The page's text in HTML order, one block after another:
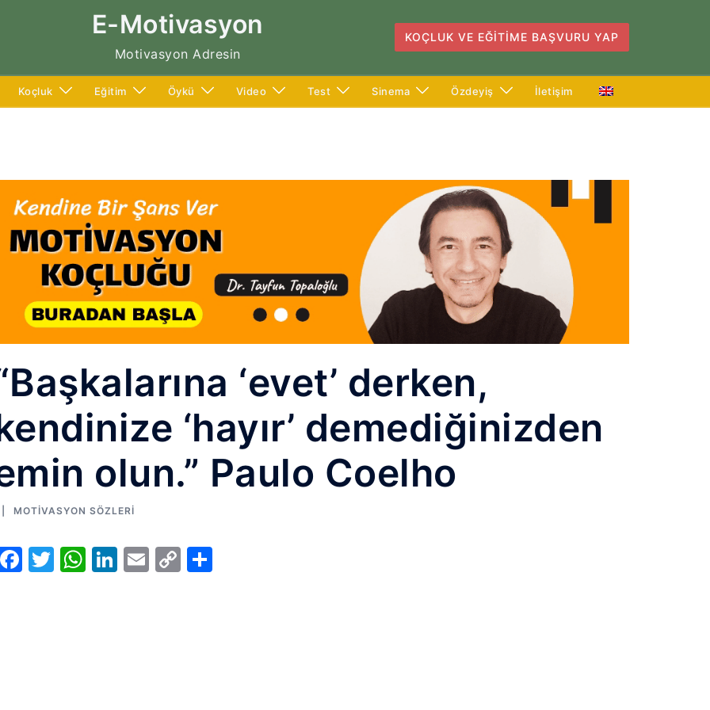
E-Motivasyon
Motivasyon Adresin
KOÇLUK VE EĞITIME BAŞVURU YAP
Koçluk Eğitim Öykü Video Test Sinema Özdeyiş İletişim
‘evet’ derken,
‘hayır’ demediğinizden
olun.” Paulo Coelho
MOTIVASYON SÖZLERI
Facebook
Twitter
WhatsApp
LinkedIn
Email
CopyShare